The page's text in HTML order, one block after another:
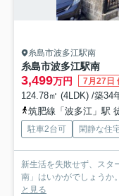
糸島市波多江駅南
糸島市波多江駅南
3,499万円 7月27日
124.78㎡ (4LDK) /築34
筑肥線「波多江」駅
駐車2台可 閑静な住
新生活を失敗せず、スタ
南」はいかがでしょうか
と見る